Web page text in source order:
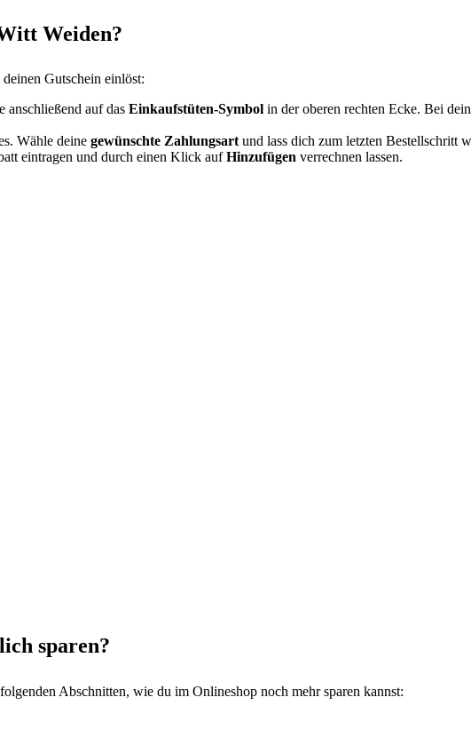
Weiden?
Gutschein einlöst:
anschließend auf das Einkaufstüten-Symbol in der oberen rechten Ecke. Bei
Wähle deine gewünschte Zahlungsartund lass dich zum letzten Bestellschritt
eintragen und durch einen Klick aufHinzufügen verrechnen lassen.
sparen?
Abschnitten, wie du im Onlineshop noch mehr sparen kannst: